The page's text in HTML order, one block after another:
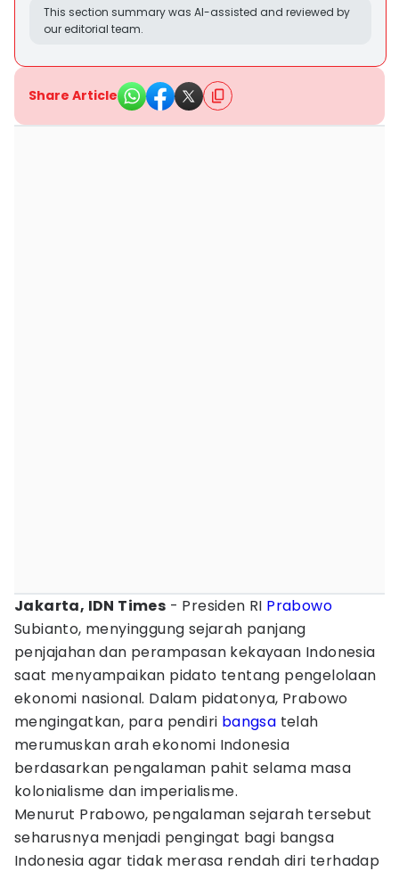
This section summary was AI-assisted and reviewed by
our editorial team.
Share Article
Jakarta, IDN Times - Presiden RI Prabowo
Subianto, menyinggung sejarah panjang
penjajahan dan perampasan kekayaan Indonesia
saat menyampaikan pidato tentang pengelolaan
ekonomi nasional. Dalam pidatonya, Prabowo
mengingatkan, para pendiri bangsa telah
merumuskan arah ekonomi Indonesia
berdasarkan pengalaman pahit selama masa
kolonialisme dan imperialisme.
Menurut Prabowo, pengalaman sejarah tersebut
seharusnya menjadi pengingat bagi bangsa
Indonesia agar tidak merasa rendah diri terhadap